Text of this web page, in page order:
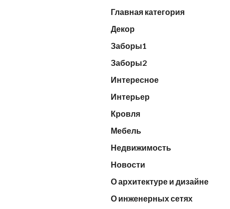
Главная категория
Декор
Заборы1
Заборы2
Интересное
Интерьер
Кровля
Мебель
Недвижимость
Новости
О архитектуре и дизайне
О инженерных сетях